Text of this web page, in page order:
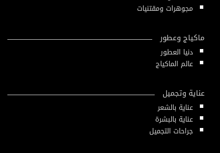
مجوهرات ومقتنيات
ماكياج وعطور
دنيا العطور
عالم الماكياج
عناية وتجميل
عناية بالشعر
عناية بالبشرة
جراحات التجميل